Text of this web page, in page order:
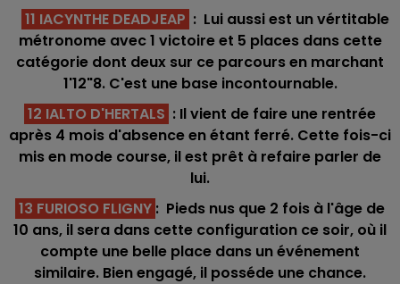
11 IACYNTHE DEADJEAP : Lui aussi est un vértitable
métronome avec 1 victoire et 5 places dans cette
catégorie dont deux sur ce parcours en marchant
1'12"8. C'est une base incontournable.
12 IALTO D'HERTALS : Il vient de faire une rentrée
après 4 mois d'absence en étant ferré. Cette fois-ci
mis en mode course, il est prêt à refaire parler de
lui.
13 FURIOSO FLIGNY : Pieds nus que 2 fois à l'âge de
10 ans, il sera dans cette configuration ce soir, où il
compte une belle place dans un événement
similaire. Bien engagé, il posséde une chance.